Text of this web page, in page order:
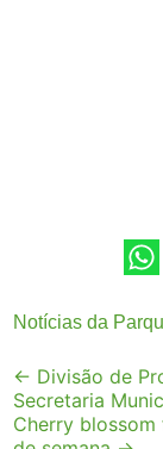
Notícias da
Post
navigation
← Divisão de
Secretaria
Cherry